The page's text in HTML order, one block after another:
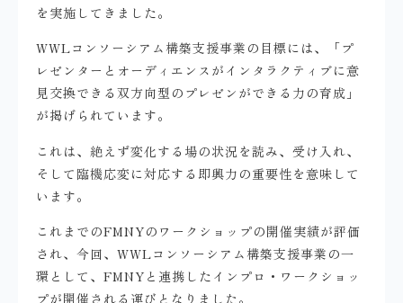
を実施してきました。
WWLコンソーシアム構築支援事業の目標には、「プ
レゼンターとオーディエンスがインタラクティブに意
見交換できる双方向型のプレゼンができる力の育成」
が掲げられています。
これは、絶えず変化する場の状況を読み、受け入れ、
そして臨機応変に対応する即興力の重要性を意味して
います。
これまでのFMNYのワークショップの開催実績が評価
され、今回、 WWLコンソーシアム構築支援事業の一
環として、 FMNY と連携したインプロ・ワークショッ
プが開催される運びとなりました。